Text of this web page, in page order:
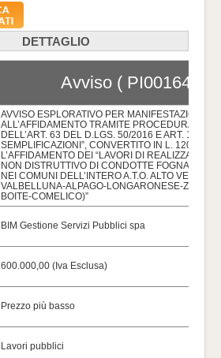
DETTAGLIO
Avviso ( PI001648-
AVVISO ESPLORATIVO PER MANIFESTAZIONE
ALL’AFFIDAMENTO TRAMITE PROCEDURA
DELL’ART. 63 DEL D.LGS. 50/2016 E ART. 1 CO.
SEMPLIFICAZIONI”, CONVERTITO IN L. 120
L’AFFIDAMENTO DEI “LAVORI DI
NON DISTRUTTIVO DI CONDOTTE FOGNARIE E
NEI COMUNI DELL’INTERO A.T.O. ALTO
VALBELLUNA-ALPAGO-LONGARONESE-
BOITE-COMELICO)”
BIM Gestione Servizi Pubblici spa
600.000,00 (Iva Esclusa)
Prezzo più basso
Lavori pubblici